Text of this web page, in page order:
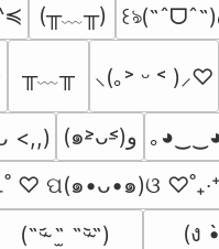
(╥﹏╥) ꒰ঌ(˶ˆᗜˆ˵)
╥﹏╥ ⸜(｡˃ ᵕ ˂ )⸝♡
<,,) (๑˃̵ᴗ˂̵)و ｡
♡ ପ(๑•ᴗ•๑)ଓ
(˵ᵕ̴᷄ ˶̫ ˶ᵕ̴᷅˵) (ง